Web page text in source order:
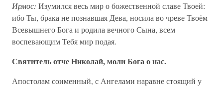
Ирмос: Изумился весь мир о божественной славе Твоей:
ибо Ты, брака не познавшая Дева, носила во чреве Твоём
Всевышнего Бога и родила вечного Сына, всем
воспевающим Тебя мир подая.
Святитель отче Николай, моли Бога о нас.
Апостолам соименный, с Ангелами наравне стоящий у